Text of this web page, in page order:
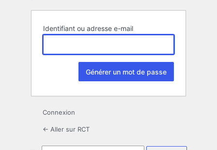
Identifiant ou adresse e-mail
Connexion
← Aller sur RCT